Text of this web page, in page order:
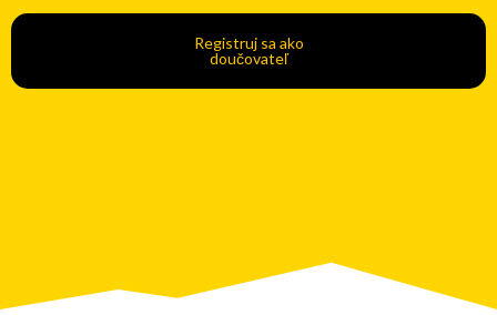
Registruj sa ako
doučovateľ